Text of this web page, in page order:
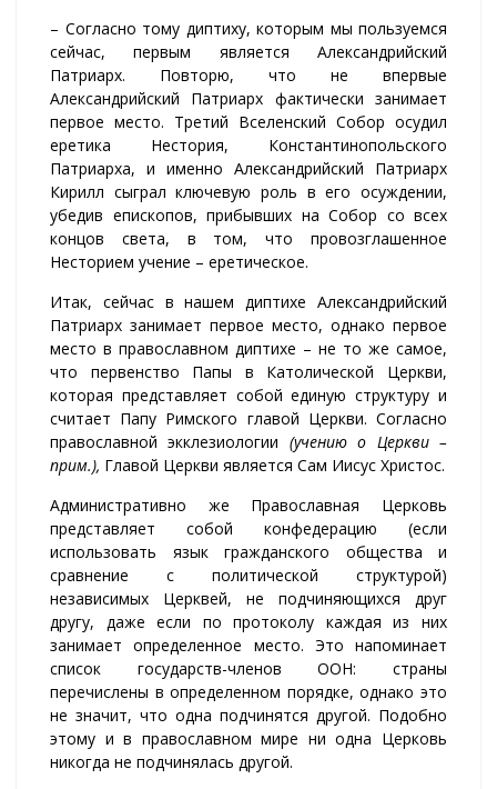
– Согласно тому диптиху, которым мы пользуемся
сейчас, первым является Александрийский
Патриарх. Повторю, что не впервые
Александрийский Патриарх фактически занимает
первое место. Третий Вселенский Собор осудил
еретика Нестория, Константинопольского
Патриарха, и именно Александрийский Патриарх
Кирилл сыграл ключевую роль в его осуждении,
убедив епископов, прибывших на Собор со всех
концов света, в том, что провозглашенное
Несторием учение – еретическое.
Итак, сейчас в нашем диптихе Александрийский
Патриарх занимает первое место, однако первое
место в православном диптихе – не то же самое,
что первенство Папы в Католической Церкви,
которая представляет собой единую структуру и
считает Папу Римского главой Церкви. Согласно
православной экклезиологии (учению о Церкви –
прим.), Главой Церкви является Сам Иисус Христос.
Административно же Православная Церковь
представляет собой конфедерацию (если
использовать язык гражданского общества и
сравнение с политической структурой)
независимых Церквей, не подчиняющихся друг
другу, даже если по протоколу каждая из них
занимает определенное место. Это напоминает
список государств-членов ООН: страны
перечислены в определенном порядке, однако это
не значит, что одна подчинятся другой. Подобно
этому и в православном мире ни одна Церковь
никогда не подчинялась другой.